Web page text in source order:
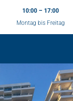
10:00 – 17:00
Montag bis Freitag